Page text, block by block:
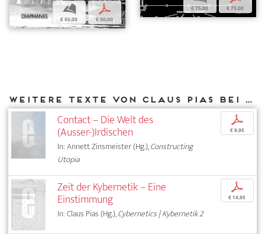
b
€ 50,00
p
€ 50,00
€ 75,00 € 75,00
Weitere Texte von Claus Pias bei DIAPHANES
Contact – Die Welt des
(Ausser-)Irdischen
In: Annett Zinsmeister (Hg.),Constructing
Utopia
p
€ 9,95
Zeit der Kybernetik – Eine
Einstimmung
In: Claus Pias (Hg.),Cybernetics | Kybernetik 2
p
€ 14,95